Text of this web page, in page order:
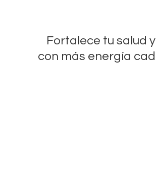
Fortalece tu salud
con más energía